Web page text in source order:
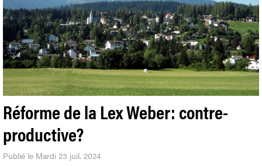
Réforme de la Lex Weber: contre-
productive?
Publié le Mardi 23 juil. 2024